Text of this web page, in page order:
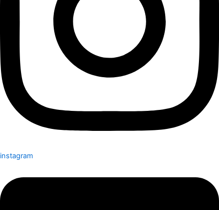
instagram